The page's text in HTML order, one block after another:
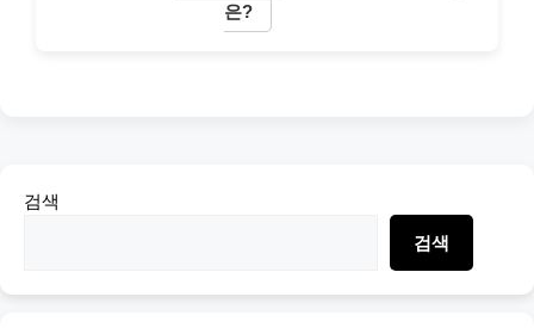
은?
검색
검색